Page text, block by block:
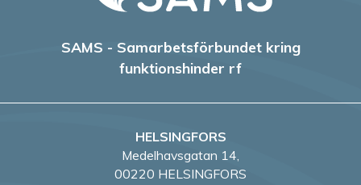
SAMS - Samarbetsförbundet kring
funktionshinder rf
HELSINGFORS
Medelhavsgatan 14,
00220 HELSINGFORS